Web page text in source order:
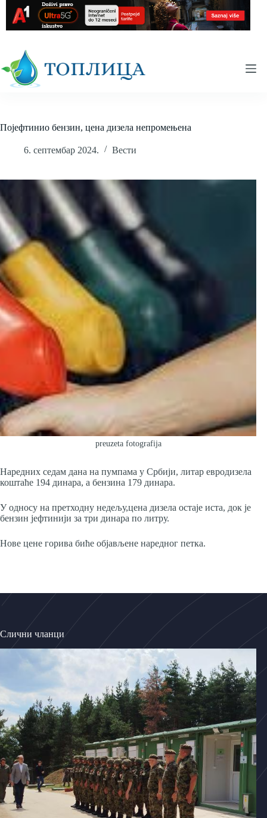
content
Појефтинио бензин, цена дизела непромењена
6. септембар 2024. Вести
preuzeta fotografija
Наредних седам дана на пумпама у Србији, литар евродизела
коштаће 194 динара, а бензина 179 динара.
У односу на претходну недељу,цена дизела остаје иста, док је
бензин јефтинији за три динара по литру.
Нове цене горива биће објављене наредног петка.
Слични чланци